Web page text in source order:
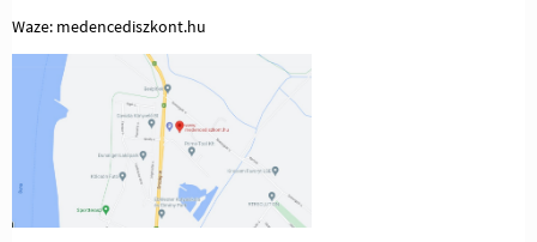
Waze: medencediszkont.hu